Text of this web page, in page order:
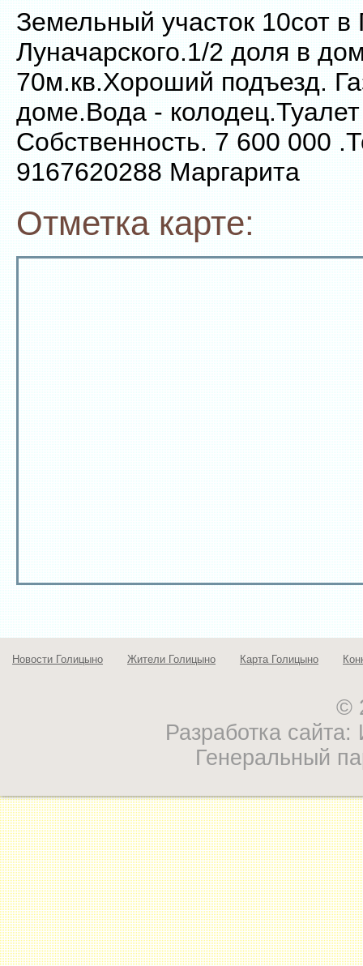
Земельный участок 10сот в
Луначарского.1/2 доля в
70м.кв.Хороший подъезд.
доме.Вода -
Собственность. 7 600 000
9167620288 Маргарита
Отметка карте:
Новости Голицыно Жители Голицыно Карта Голицыно
©
Разработка
Генеральный